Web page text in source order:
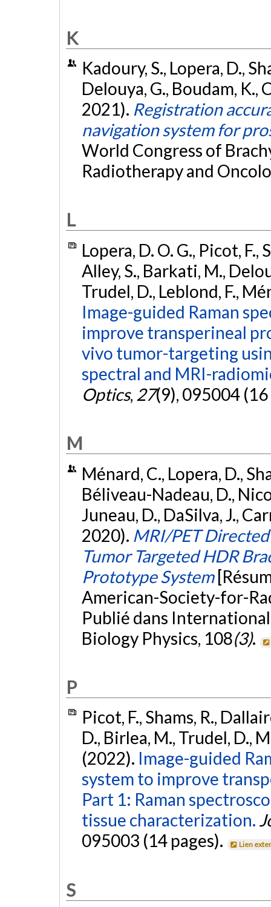
K
Kadoury, S., Lopera, D.,
Delouya, G., Boudam, K.,
2021). Registration
navigation system for
World Congress of
Radiotherapy and
L
Lopera, D. O. G., Picot, F.,
Alley, S., Barkati, M.,
Trudel, D., Leblond, F.,
Image-guided Raman
improve transperineal
vivo tumor-targeting
spectral and MRI-
Optics, 27(9), 095004
M
Ménard, C., Lopera, D.,
Béliveau-Nadeau, D.,
Juneau, D., DaSilva, J.,
2020). MRI/PET
Tumor Targeted HDR
Prototype System
American-Society-for-
Publié dans
Biology Physics, 108(3).
P
Picot, F., Shams, R.,
D., Birlea, M., Trudel, D.,
(2022). Image-guided
system to improve
Part 1: Raman
tissue characterization.
095003 (14 pages).
Lien
S